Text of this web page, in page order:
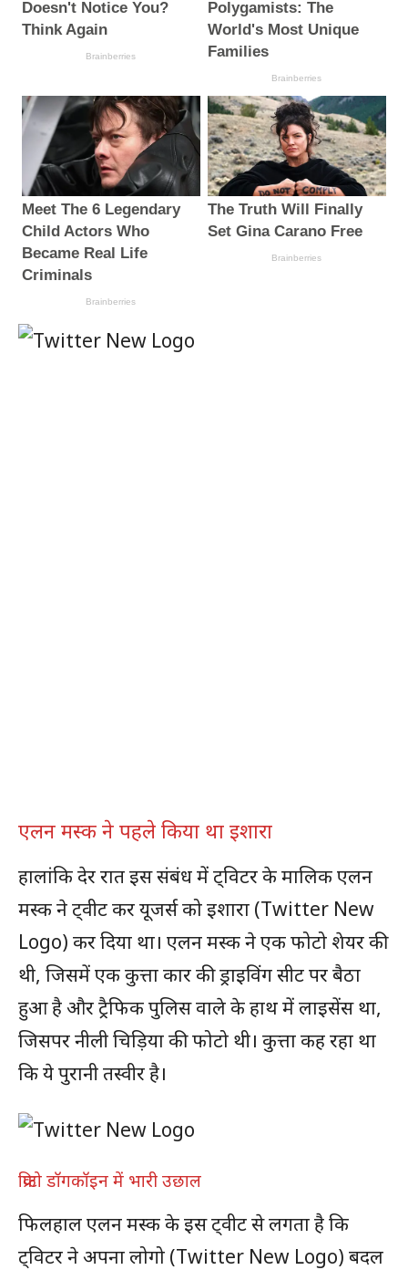
एलन मस्क ने पहले किया था इशारा
हालांकि देर रात इस संबंध में ट्विटर के मालिक एलन
मस्क ने ट्वीट कर यूजर्स को इशारा (Twitter New
Logo) कर दिया था। एलन मस्क ने एक फोटो शेयर की
थी, जिसमें एक कुत्ता कार की ड्राइविंग सीट पर बैठा
हुआ है और ट्रैफिक पुलिस वाले के हाथ में लाइसेंस था,
जिसपर नीली चिड़िया की फोटो थी। कुत्ता कह रहा था
कि ये पुरानी तस्वीर है।
क्रिप्टो डॉगकॉइन में भारी उछाल
फिलहाल एलन मस्क के इस ट्वीट से लगता है कि
ट्विटर ने अपना लोगो (Twitter New Logo) बदल